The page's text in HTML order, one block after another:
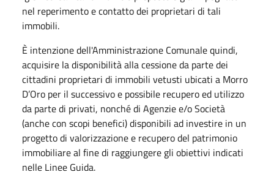
nel reperimento e contatto dei proprietari di tali
immobili.
È intenzione dell'Amministrazione Comunale quindi,
acquisire la disponibilità alla cessione da parte dei
cittadini proprietari di immobili vetusti ubicati a Morro
D’Oro per il successivo e possibile recupero ed utilizzo
da parte di privati, nonché di Agenzie e/o Società
(anche con scopi benefici) disponibili ad investire in un
progetto di valorizzazione e recupero del patrimonio
immobiliare al fine di raggiungere gli obiettivi indicati
nelle Linee Guida.